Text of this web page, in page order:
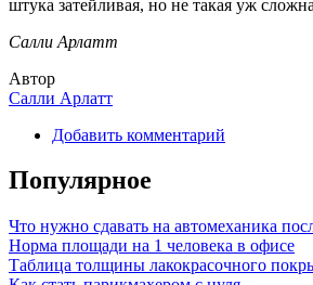
штука затейливая, но не такая уж
Салли Арлатт
Автор
Салли Арлатт
Добавить комментарий
Популярное
Что нужно сдавать на автомеханика
Норма площади на 1 человека в офисе
Таблица толщины лакокрасочного